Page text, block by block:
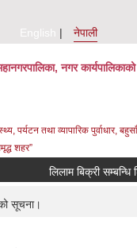
English
नेपाली
नगर कार्यपालिकाको
पर्यटन तथा व्यापारिक पुर्वाधार,
शहर”
सूचना।